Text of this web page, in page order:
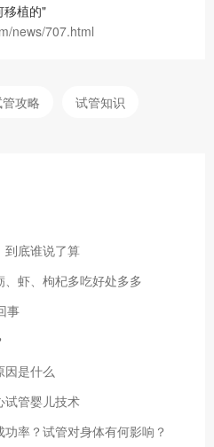
移植的"
news/707.html
攻略 试管知识
到底谁说了算
虾、枸杞多吃好处多多
事
因是什么
试管婴儿技术
率？试管对身体有何影响？